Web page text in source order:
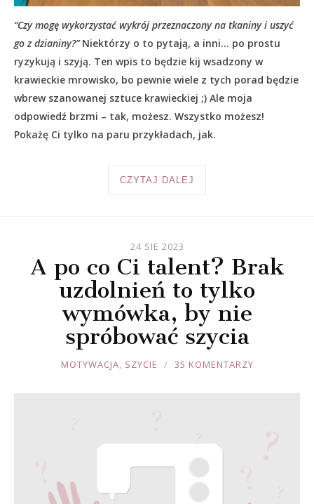
“Czy mogę wykorzystać wykrój przeznaczony na tkaniny i uszyć
go z dzianiny?”Niektórzy o to pytają, a inni… po prostu
ryzykują i szyją. Ten wpis to będzie kij wsadzony w
krawieckie mrowisko, bo pewnie wiele z tych porad będzie
wbrew szanowanej sztuce krawieckiej ;) Ale moja
odpowiedź brzmi – tak, możesz. Wszystko możesz!
Pokażę Ci tylko na paru przykładach, jak.
CZYTAJ DALEJ
24 SIE 2023
A po co Ci talent? Brak
uzdolnień to tylko
wymówka, by nie
spróbować szycia
JOULE
MOTYWACJA, SZYCIE 35 KOMENTARZY